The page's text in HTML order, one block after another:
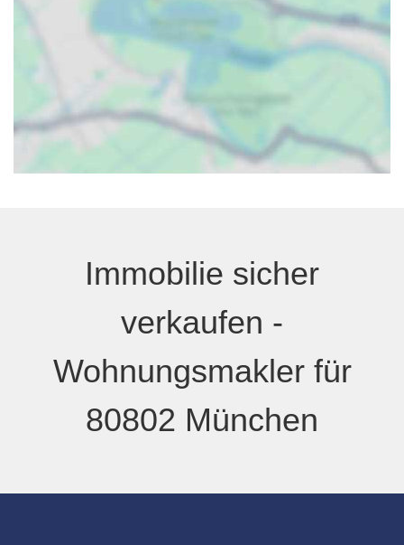
Immobilie sicher
verkaufen -
Wohnungsmakler für
80802 München